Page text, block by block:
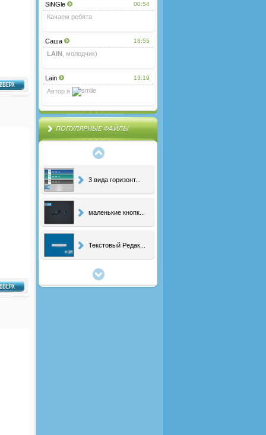
00:54
SiNGle
Качаем ребята
18:55
Саша
LAIN , молодчик)
13:19
Lain
Автор я
ПОПУЛЯРНЫЕ ФАЙЛЫ
psd вид коммент...
мини-чат для тв...
Темный музыкаль...
Элементы дизайн...
3 вида горизонт...
маленькие кнопк...
Текстовый Редак...
Набор элементов